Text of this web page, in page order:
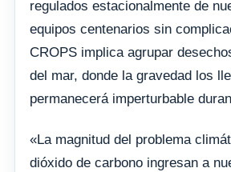
regulados estacionalmente de
equipos centenarios sin
CROPS implica agrupar
del mar, donde la gravedad los
permanecerá imperturbable
«La magnitud del problema
dióxido de carbono ingresan a